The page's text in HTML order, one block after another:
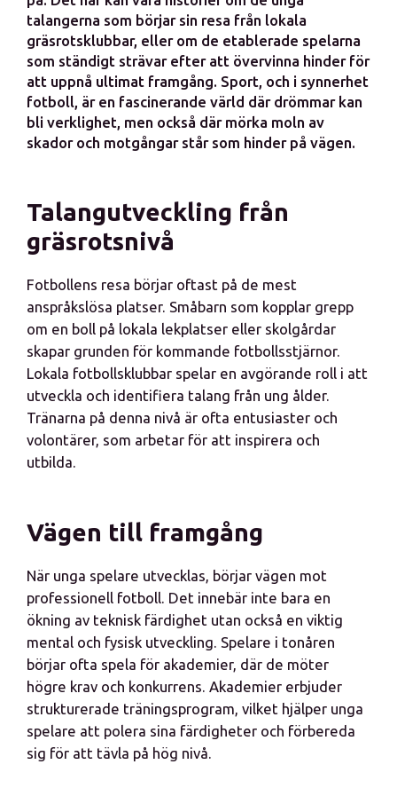
talangerna som börjar sin resa från lokala
gräsrotsklubbar, eller om de etablerade spelarna
som ständigt strävar efter att övervinna hinder för
att uppnå ultimat framgång. Sport, och i synnerhet
fotboll, är en fascinerande värld där drömmar kan
bli verklighet, men också där mörka moln av
skador och motgångar står som hinder på vägen.
Talangutveckling från
gräsrotsnivå
Fotbollens resa börjar oftast på de mest
anspråkslösa platser. Småbarn som kopplar grepp
om en boll på lokala lekplatser eller skolgårdar
skapar grunden för kommande fotbollsstjärnor.
Lokala fotbollsklubbar spelar en avgörande roll i att
utveckla och identifiera talang från ung ålder.
Tränarna på denna nivå är ofta entusiaster och
volontärer, som arbetar för att inspirera och
utbilda.
Vägen till framgång
När unga spelare utvecklas, börjar vägen mot
professionell fotboll. Det innebär inte bara en
ökning av teknisk färdighet utan också en viktig
mental och fysisk utveckling. Spelare i tonåren
börjar ofta spela för akademier, där de möter
högre krav och konkurrens. Akademier erbjuder
strukturerade träningsprogram, vilket hjälper unga
spelare att polera sina färdigheter och förbereda
sig för att tävla på hög nivå.